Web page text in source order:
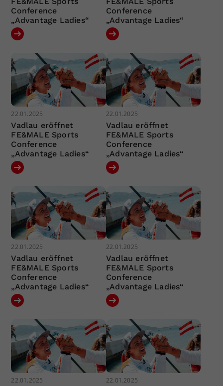
Conference
„Advantage Ladies“
Conference
„Advantage Ladies“
22.01.2025
Vadlau eröffnet
FE&MALE Sports
Conference
„Advantage Ladies“
22.01.2025
Vadlau eröffnet
FE&MALE Sports
Conference
„Advantage Ladies“
22.01.2025
Vadlau eröffnet
FE&MALE Sports
Conference
„Advantage Ladies“
22.01.2025
Vadlau eröffnet
FE&MALE Sports
Conference
„Advantage Ladies“
22.01.2025 22.01.2025